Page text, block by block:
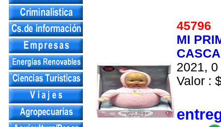
45796
MI
2021,
Valor :